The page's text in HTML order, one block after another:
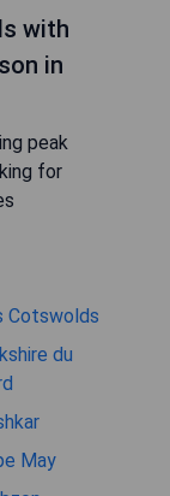
with
in
peak
for
Cotswolds
du
May